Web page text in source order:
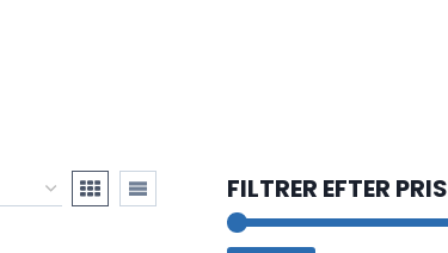
FILTRER EFTER PRIS